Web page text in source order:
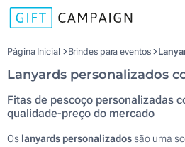
Página Inicial Brindes para eventos
Lanyards personalizados
Fitas de pescoço personalizadas
qualidade-preço do mercado
Os lanyards personalizadossão uma